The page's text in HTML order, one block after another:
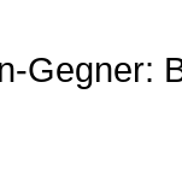
Gegner: